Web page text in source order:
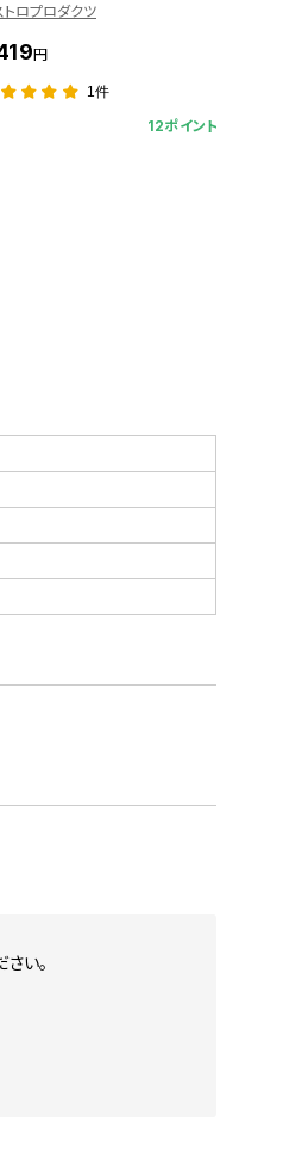
トロプロダクツ
円
1件
12ポイント
い。